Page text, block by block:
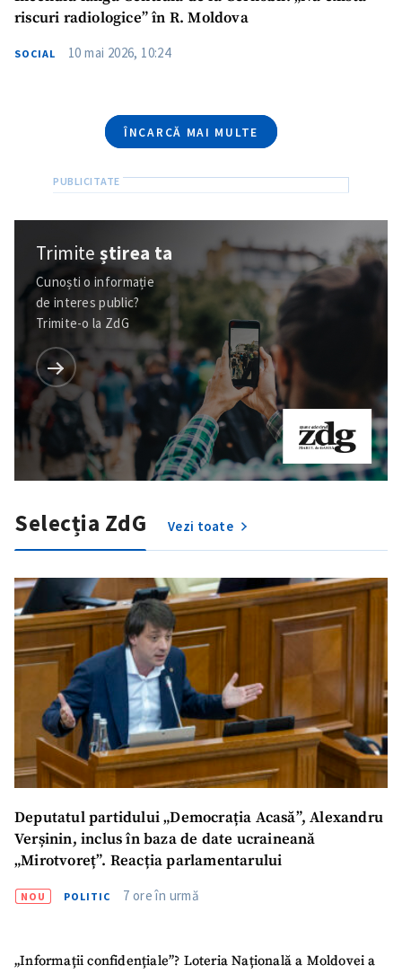
SUSȚINE
riscuri radiologice” în R. Moldova
SOCIAL 10 mai 2026, 10:24
ÎNCARCĂ MAI MULTE
Trimiteștirea ta
Cunoști o informație
de interes public?
Trimite-o la ZdG
Selecția ZdG Vezi toate
Deputatul partidului „Democrația Acasă”, Alexandru
Verșinin, inclus în baza de date ucraineană
„Mirotvoreț”. Reacția parlamentarului
NOU POLITIC 7 ore în urmă
„Informații confidențiale”? Loteria Națională a Moldovei a
TRIMITE ȘTIREA